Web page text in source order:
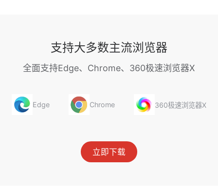
支持大多数主流浏览器
全面支持Edge、Chrome、360极速浏览器X
Edge Chrome 360极速浏览器X
立即下载